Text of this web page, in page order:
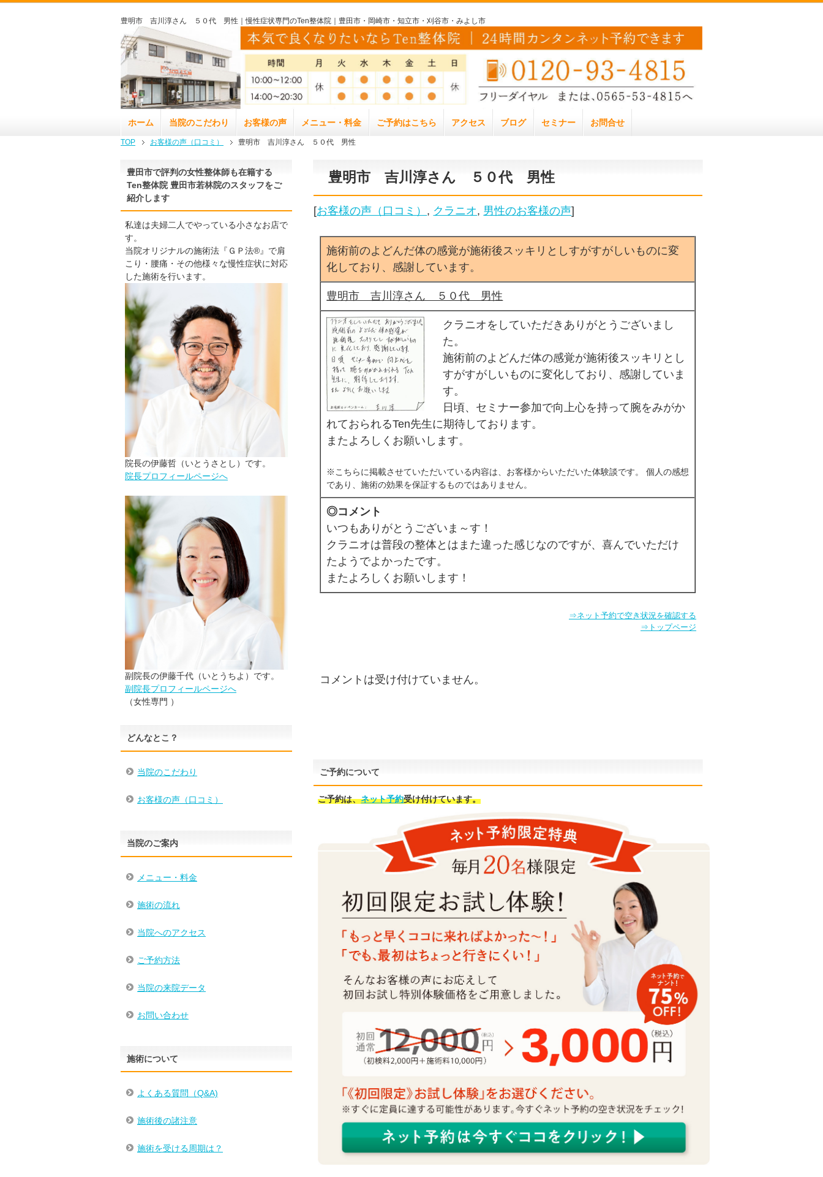
豊明市 吉川淳さん ５０代 男性｜慢性症状専門のTen整体院｜豊田市・岡崎市・知立市・刈谷市・みよし市
ホーム 当院のこだわり お客様の声 メニュー・料金 ご予約はこちら アクセス ブログ セミナー お問合せ
TOP お客様の声（口コミ） 豊明市 吉川淳さん ５０代 男性
豊明市 吉川淳さん ５０代 男性
[お客様の声（口コミ） , クラニオ, 男性のお客様の声]
施術前のよどんだ体の感覚が施術後スッキリとしすがすがしいものに変
化しており、感謝しています。
豊明市 吉川淳さん ５０代 男性
クラニオをしていただきありがとうございまし
た。
施術前のよどんだ体の感覚が施術後スッキリとし
すがすがしいものに変化しており、感謝していま
す。
日頃、セミナー参加で向上心を持って腕をみがか
れておられるTen先生に期待しております。
またよろしくお願いします。
※こちらに掲載させていただいている内容は、お客様からいただいた体験談です。 個人の感想
であり、施術の効果を保証するものではありません。
◎コメント
いつもありがとうございま～す！
クラニオは普段の整体とはまた違った感じなのですが、喜んでいただけ
たようでよかったです。
またよろしくお願いします！
⇒ネット予約で空き状況を確認する
⇒トップページ
コメントは受け付けていません。
ご予約について
ご予約は、ネット予約受け付けています。
豊田市で評判の女性整体師も在籍する
Ten整体院 豊田市若林院のスタッフをご
紹介します
私達は夫婦二人でやっている小さなお店で
す。
当院オリジナルの施術法『ＧＰ法®』で肩
こり・腰痛・その他様々な慢性症状に対応
した施術を行います。
院長の伊藤哲（いとうさとし）です。
院長プロフィールページへ
副院長の伊藤千代（いとうちよ）です。
副院長プロフィールページへ
（女性専門 ）
どんなとこ？
当院のこだわり
お客様の声（口コミ）
当院のご案内
メニュー・料金
施術の流れ
当院へのアクセス
ご予約方法
当院の来院データ
お問い合わせ
施術について
よくある質問（Q&A)
施術後の諸注意
施術を受ける周期は？